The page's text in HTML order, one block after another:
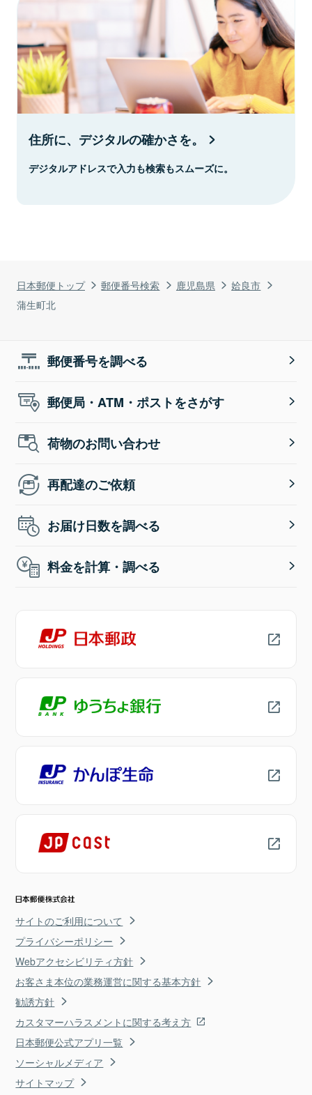
日本郵便トップ 郵便番号検索 鹿児島県
姶良市
蒲生町北
住所に、デジタルの確かさを。
デジタルアドレスで入力も検索もスムーズに。
郵便番号を調べる
郵便局・ATM・ポストをさがす
荷物のお問い合わせ
再配達のご依頼
お届け日数を調べる
料金を計算・調べる
サイトのご利用について
プライバシーポリシー
Webアクセシビリティ方針
お客さま本位の業務運営に関する基本方針
勧誘方針
カスタマーハラスメントに関する考え方
日本郵便公式アプリ一覧
ソーシャルメディア
サイトマップ